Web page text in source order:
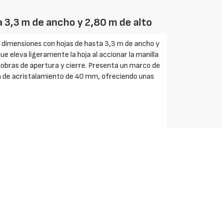
m de ancho y 2,80 m de alto
con hojas de hasta 3,3 m de ancho y
eleva ligeramente la hoja al accionar la manilla
de apertura y cierre. Presenta un marco de
acristalamiento de 40 mm, ofreciendo unas